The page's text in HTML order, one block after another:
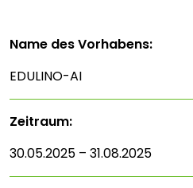
Name des Vorhabens:
EDULINO-AI
Zeitraum:
30.05.2025 – 31.08.2025